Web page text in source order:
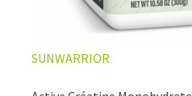
SUNWARRIOR